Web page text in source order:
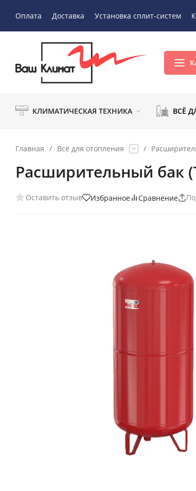
Оплата Доставка Установка сплит-систем
КЛИМАТИЧЕСКАЯ ТЕХНИКА ВСЁ
Главная / Всё для отопления /
Расширительный бак
Оставить отзыв Избранное Сравнение